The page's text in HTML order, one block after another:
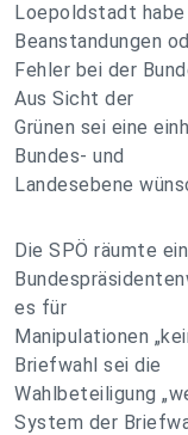
Loepoldstadt
Beanstandungen
Fehler bei der
Aus Sicht der
Grünen sei eine
Bundes- und
Landesebene
Die SPÖ räumte
es für
Manipulationen
Briefwahl sei die
Wahlbeteiligung
System der